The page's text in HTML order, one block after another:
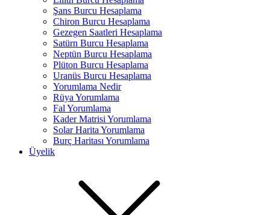
Şans Burcu Hesaplama
Chiron Burcu Hesaplama
Gezegen Saatleri Hesaplama
Satürn Burcu Hesaplama
Neptün Burcu Hesaplama
Plüton Burcu Hesaplama
Uranüs Burcu Hesaplama
Yorumlama Nedir
Rüya Yorumlama​
Fal Yorumlama
Kader Matrisi Yorumlama​
Solar Harita Yorumlama​
Burç Haritası Yorumlama
Üyelik